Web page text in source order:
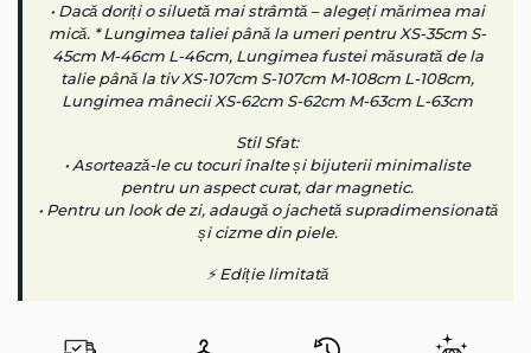
• Dacă doriți o siluetă mai strâmtă – alegeți mărimea mai
mică. * Lungimea taliei până la umeri pentru XS-35cm S-
45cm M-46cm L-46cm, Lungimea fustei măsurată de la
talie până la tiv XS-107cm S-107cm M-108cm L-108cm,
Lungimea mânecii XS-62cm S-62cm M-63cm L-63cm
Stil Sfat:
• Asortează-le cu tocuri înalte și bijuterii minimaliste
pentru un aspect curat, dar magnetic.
• Pentru un look de zi, adaugă o jachetă supradimensionată
și cizme din piele.
⚡ Ediție limitată